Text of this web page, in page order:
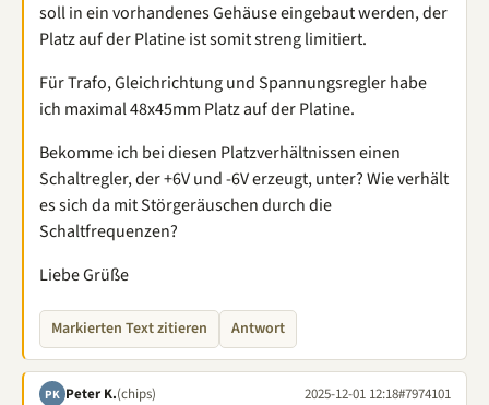
soll in ein vorhandenes Gehäuse eingebaut werden, der
Platz auf der Platine ist somit streng limitiert.
Für Trafo, Gleichrichtung und Spannungsregler habe
ich maximal 48x45mm Platz auf der Platine.
Bekomme ich bei diesen Platzverhältnissen einen
Schaltregler, der +6V und -6V erzeugt, unter? Wie verhält
es sich da mit Störgeräuschen durch die
Schaltfrequenzen?
Liebe Grüße
Markierten Text zitieren Antwort
PK Peter K.(chips) 2025-12-01 12:18#7974101